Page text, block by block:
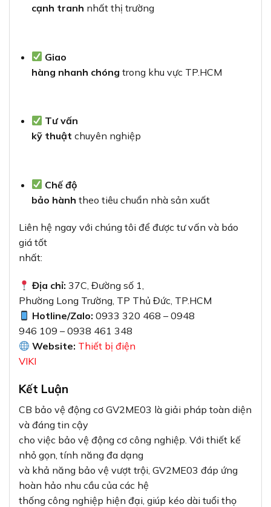
cạnh tranh nhất thị trường
Giao
hàng nhanh chóng trong khu vực TP.HCM
Tư vấn
kỹ thuật chuyên nghiệp
Chế độ
bảo hành theo tiêu chuẩn nhà sản xuất
Liên hệ ngay với chúng tôi để được tư vấn và báo
giá tốt
nhất:
Địa chỉ: 37C, Đường số 1,
Phường Long Trường, TP Thủ Đức, TP.HCM
Hotline/Zalo: 0933 320 468 – 0948
946 109 – 0938 461 348
Website: Thiết bị điện
VIKI
Kết Luận
CB bảo vệ động cơ GV2ME03 là giải pháp toàn diện
và đáng tin cậy
cho việc bảo vệ động cơ công nghiệp. Với thiết kế
nhỏ gọn, tính năng đa dạng
và khả năng bảo vệ vượt trội, GV2ME03 đáp ứng
hoàn hảo nhu cầu của các hệ
thống công nghiệp hiện đại, giúp kéo dài tuổi thọ